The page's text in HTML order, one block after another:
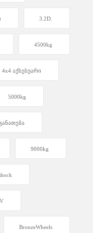
3.2D.
4500kg
4x4 აქსესუარი
5000kg
9000kg
BronzeWheels